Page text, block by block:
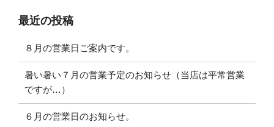
最近の投稿
８月の営業日ご案内です。
暑い暑い７月の営業予定のお知らせ（当店は平常営業
ですが…）
６月の営業日のお知らせ。